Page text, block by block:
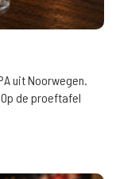
uit Noorwegen.
de proeftafel